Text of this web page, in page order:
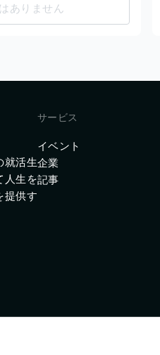
ありません
就活生
人生を
提供す
サービス
イベント
企業
記事